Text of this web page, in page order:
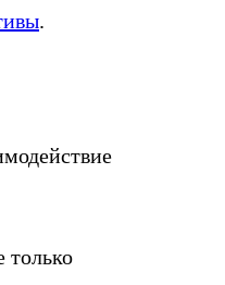
.
только